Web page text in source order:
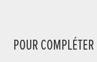
POUR COMPLÉTER